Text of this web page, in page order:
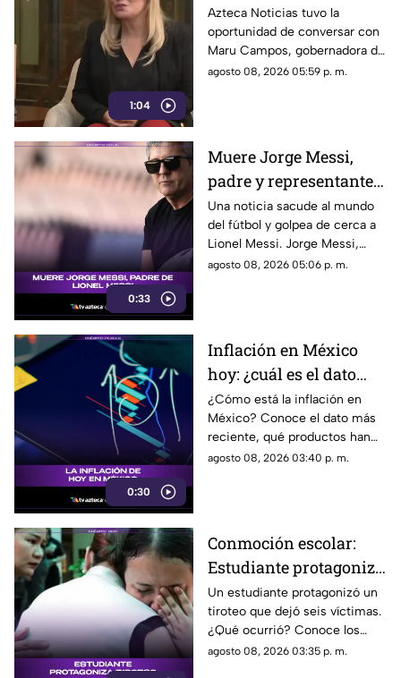
1:04
lineamientos y señala
que son un riesgo para
la libertad de expresión
Azteca Noticias tuvo la
oportunidad de conversar con
Maru Campos, gobernadora de
Chihuahua, quien habló sobre
convertirse en una forma de
censura impulsada desde el
Gobierno Federal.
agosto 08, 2026 05:59 p. m.
0:33
Muere Jorge Messi,
padre y representante
de Lionel Messi
Una noticia sacude al mundo
del fútbol y golpea de cerca a
Lionel Messi. Jorge Messi,
padre y representante del astro
agosto 08, 2026 05:06 p. m.
0:30
Inflación en México
hoy: ¿cuál es el dato
actual?
¿Cómo está la inflación en
México? Conoce el dato más
reciente, qué productos han
subido de precio y cómo
agosto 08, 2026 03:40 p. m.
Conmoción escolar:
Estudiante protagoniza
t1r0t30 con seis
víctimas
Un estudiante protagonizó un
tiroteo que dejó seis víctimas.
¿Qué ocurrió? Conoce los
detalles de esta tragedia.
agosto 08, 2026 03:35 p. m.